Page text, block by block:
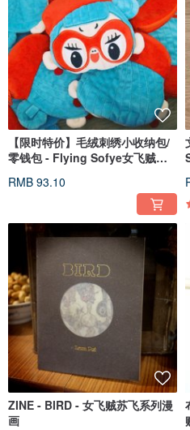
【限时特价】毛绒刺绣小收纳包/
零钱包 - Flying Sofye女飞贼苏
RMB 93.10
ZINE - BIRD - 女飞贼苏飞系列漫
画